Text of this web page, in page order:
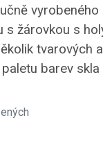
vyrobeného
s žárovkou s
tvarových
barev skla